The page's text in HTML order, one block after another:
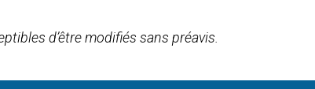
d’être modifiés sans préavis.